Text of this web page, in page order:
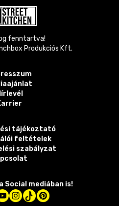
fenntartva!
Produkciós Kft.
tájékoztató
feltételek
szabályzat
Social mediában is!